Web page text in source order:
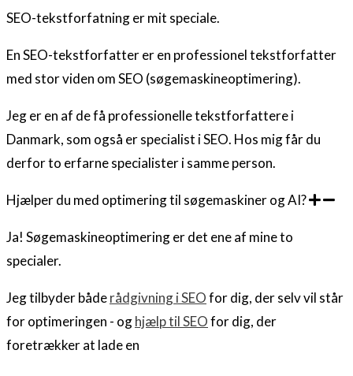
SEO-tekstforfatning er mit speciale.
En SEO-tekstforfatter er en professionel tekstforfatter
med stor viden om SEO (søgemaskineoptimering).
Jeg er en af de få professionelle tekstforfattere i
Danmark, som også er specialist i SEO. Hos mig får du
derfor to erfarne specialister i samme person.
Hjælper du med optimering til søgemaskiner og AI?
Ja! Søgemaskineoptimering er det ene af mine to
specialer.
Jeg tilbyder båderådgivning i SEOfor dig, der selv vil står
for optimeringen - oghjælp til SEOfor dig, der
foretrækker at lade en